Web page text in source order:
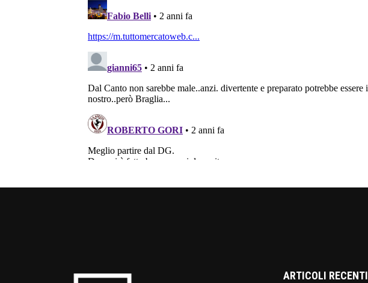
ARTICOLI RECENTI